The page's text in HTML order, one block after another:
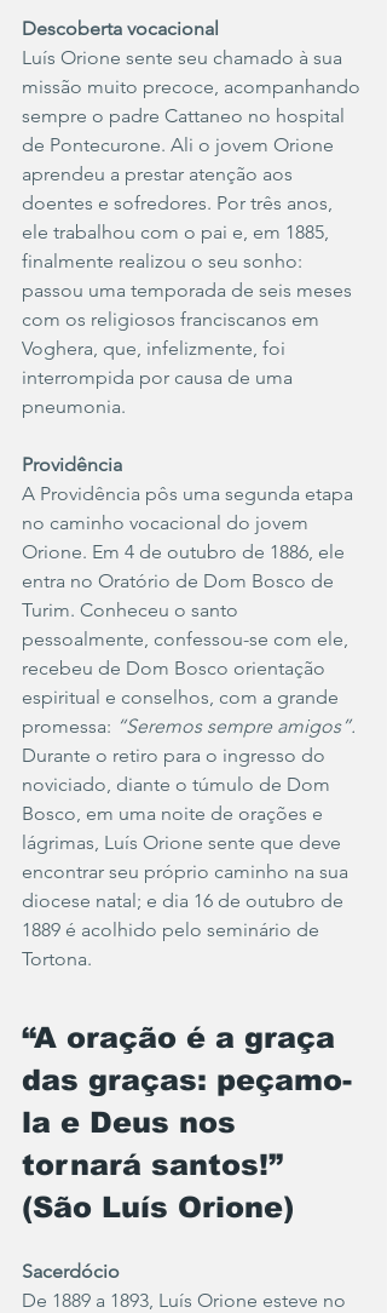
Descoberta vocacional
Luís Orione sente seu chamado à sua
missão muito precoce, acompanhando
sempre o padre Cattaneo no hospital
de Pontecurone. Ali o jovem Orione
aprendeu a prestar atenção aos
doentes e sofredores. Por três anos,
ele trabalhou com o pai e, em 1885,
finalmente realizou o seu sonho:
passou uma temporada de seis meses
com os religiosos franciscanos em
Voghera, que, infelizmente, foi
interrompida por causa de uma
pneumonia.
Providência
A Providência pôs uma segunda etapa
no caminho vocacional do jovem
Orione. Em 4 de outubro de 1886, ele
entra no Oratório de Dom Bosco de
Turim. Conheceu o santo
pessoalmente, confessou-se com ele,
recebeu de Dom Bosco orientação
espiritual e conselhos, com a grande
promessa: “Seremos sempre amigos”.
Durante o retiro para o ingresso do
noviciado, diante o túmulo de Dom
Bosco, em uma noite de orações e
lágrimas, Luís Orione sente que deve
encontrar seu próprio caminho na sua
diocese natal; e dia 16 de outubro de
1889 é acolhido pelo seminário de
Tortona.
“A oração é a graça
das graças: peçamo-
la e Deus nos
tornará santos!”
(São Luís Orione)
Sacerdócio
De 1889 a 1893, Luís Orione esteve no